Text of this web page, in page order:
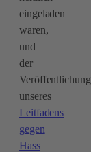
eingeladen
waren,
und
der
Veröffentlichung
unseres
Leitfadens
gegen
Hass